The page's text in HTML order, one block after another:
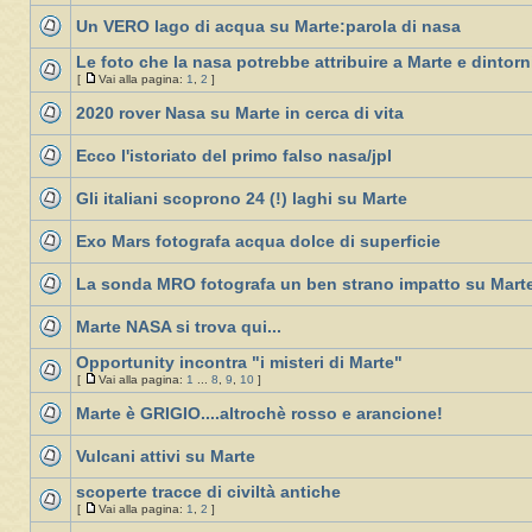
Un VERO lago di acqua su Marte:parola di nasa
Le foto che la nasa potrebbe attribuire a Marte e
[ Vai alla pagina: 1, 2 ]
2020 rover Nasa su Marte in cerca di vita
Ecco l'istoriato del primo falso nasa/jpl
Gli italiani scoprono 24 (!) laghi su Marte
Exo Mars fotografa acqua dolce di superficie
La sonda MRO fotografa un ben strano impatto su
Marte NASA si trova qui...
Opportunity incontra "i misteri di Marte"
[ Vai alla pagina: 1 ... 8, 9, 10 ]
Marte è GRIGIO....altrochè rosso e arancione!
Vulcani attivi su Marte
scoperte tracce di civiltà antiche
[ Vai alla pagina: 1, 2 ]